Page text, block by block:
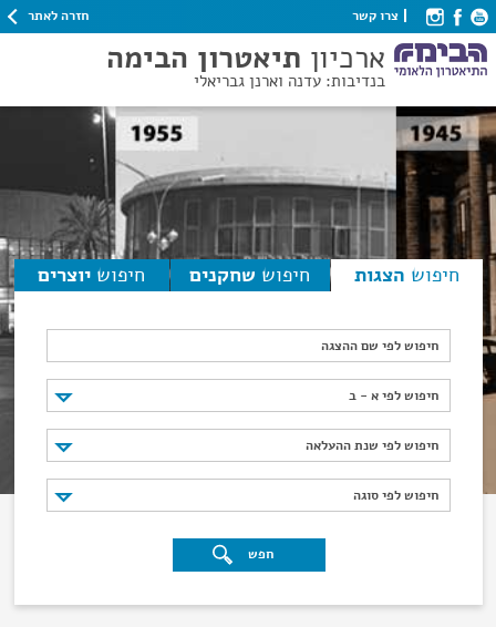
צרו קשר חזרה לאתר
ארכיון תיאטרון הבימה
בנדיבות: עדנה וארנן גבריאלי
חיפוש הצגות חיפוש שחקנים חיפוש יוצרים
חיפוש לפי שם ההצגה
חיפוש לפי א - ב
חיפוש לפי א - ב
חיפוש לפי שנת ההעלאה
חיפוש לפי שנת ההעלאה
חיפוש לפי סוגה
חיפוש לפי סוגה
חפש